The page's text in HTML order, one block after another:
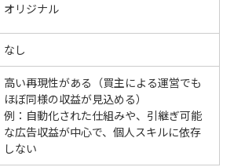
オリジナル
なし
高い再現性がある（買主による運営でも
ほぼ同様の収益が見込める）
例：自動化された仕組みや、引継ぎ可能
な広告収益が中心で、個人スキルに依存
しない